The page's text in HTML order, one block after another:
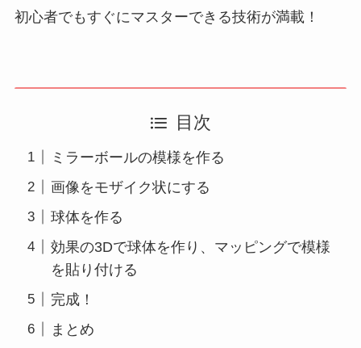
初心者でもすぐにマスターできる技術が満載！
目次
ミラーボールの模様を作る
画像をモザイク状にする
球体を作る
効果の3Dで球体を作り、マッピングで模様
を貼り付ける
完成！
まとめ